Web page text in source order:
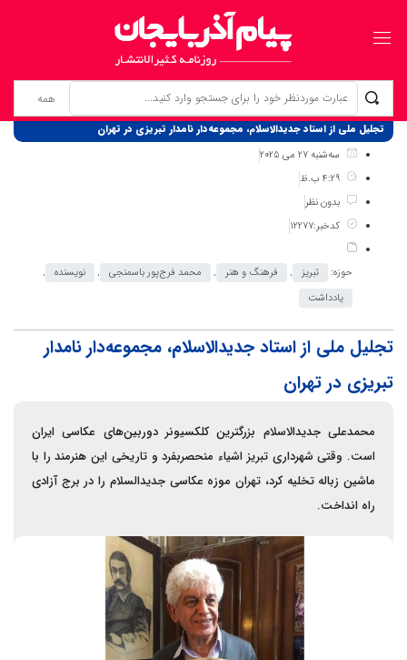
برگ نخست
نوشته‌ها
تجلیل ملی از استاد جدیدالاسلام، مجموعه‌دار نامدار تبریزی در تهران
سه‌شنبه 27 می 2025
4:29 ب.ظ
بدون نظر
کدخبر:12277
حوزه: تبریز , فرهنگ و هنر , محمد فرج‌پور باسمنجی , نویسنده
,
یادداشت
تجلیل ملی از استاد جدیدالاسلام، مجموعه‌دار نامدار
تبریزی در تهران
محمدعلی جدیدالاسلام بزرگترین کلکسیونر دوربین‌های عکاسی ایران
است. وقتی شهرداری تبریز اشیاء منحصربفرد و تاریخی این هنرمند را با
ماشین زباله تخلیه کرد، تهران موزه عکاسی جدیدالسلام را در برج آزادی
راه انداخت.